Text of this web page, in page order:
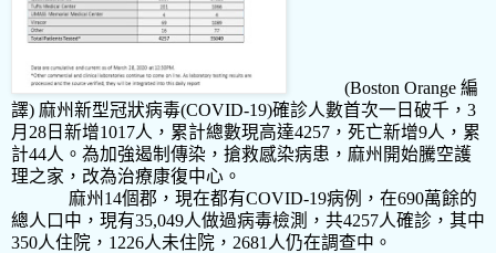
(Boston Orange 編
譯) 麻州新型冠狀病毒(COVID-19)確診人數首次一日破千， 3
月 28 日新增1017人，累計總數現高達4257 ，死亡新增9人，累
計44人。為加強遏制傳染，搶救感染病患，麻州開始騰空護
理之家，改為治療康復中心。
麻州14個郡，現在都有COVID-19病例，在690萬餘的
總人口中，現有35,049人做過病毒檢測，共4257人確診，其中
350人住院，1226人未住院，2681人仍在調查中。